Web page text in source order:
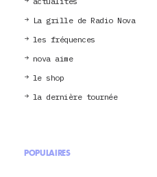
La grille de Radio Nova
les fréquences
nova aime
le shop
la dernière tournée
POPULAIRES